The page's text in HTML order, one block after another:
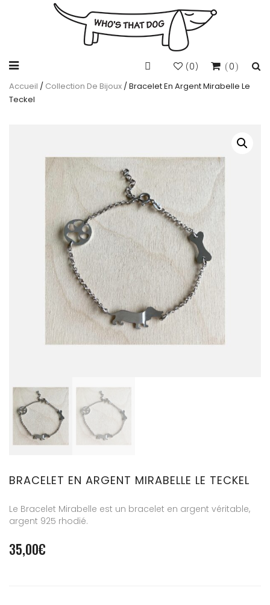
0
(0)
Accueil / Collection De Bijoux / Bracelet En Argent Mirabelle Le
Teckel
BRACELET EN ARGENT MIRABELLE LE TECKEL
Le Bracelet Mirabelle est un bracelet en argent véritable,
argent 925 rhodié.
35,00€